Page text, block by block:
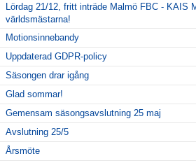
Lördag 21/12, fritt inträde Malmö FBC - KAIS
världsmästarna!
Motionsinnebandy
Uppdaterad GDPR-policy
Säsongen drar igång
Glad sommar!
Gemensam säsongsavslutning 25 maj
Avslutning 25/5
Årsmöte